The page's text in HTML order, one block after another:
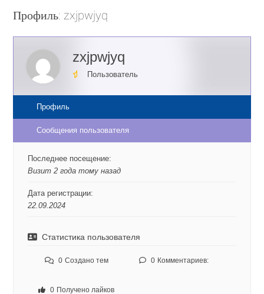
Профиль: zxjpwjyq
zxjpwjyq
Пользователь
Профиль
Сообщения пользователя
Последнее посещение:
Визит 2 года тому назад
Дата регистрации:
22.09.2024
Статистика пользователя
0 Создано тем 0 Комментариев:
0 Получено лайков